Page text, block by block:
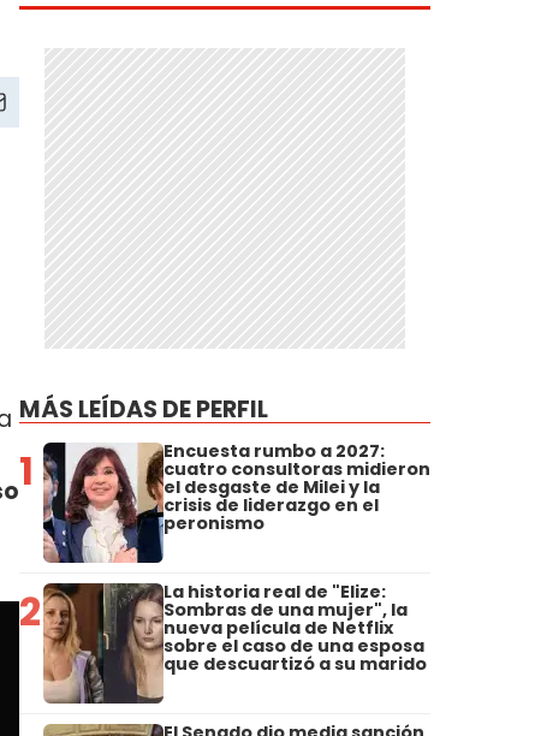
MÁS LEÍDAS DE PERFIL
1 Encuesta rumbo a 2027:
cuatro consultoras midieron
el desgaste de Milei y la
crisis de liderazgo en el
peronismo
2 La historia real de "Elize:
Sombras de una mujer", la
nueva película de Netflix
sobre el caso de una esposa
que descuartizó a su marido